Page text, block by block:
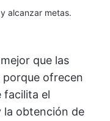
alcanzar metas.
que las
porque ofrecen
facilita el
la obtención de